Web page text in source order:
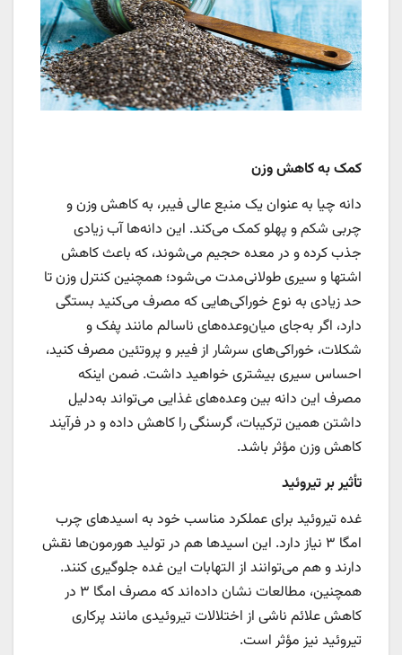
کمک به کاهش وزن
دانه چیا به عنوان یک منبع عالی فیبر، به کاهش وزن و
چربی شکم و پهلو کمک می‌کند. این دانه‌ها آب زیادی
جذب کرده و در معده حجیم می‌شوند، که باعث کاهش
اشتها و سیری طولانی‌مدت می‌شود؛ همچنین کنترل وزن تا
حد زیادی به نوع خوراکی‌هایی که مصرف می‌کنید بستگی
دارد، اگر به‌جای میان‌وعده‌های ناسالم مانند پفک و
شکلات، خوراکی‌های سرشار از فیبر و پروتئین مصرف کنید،
احساس سیری بیشتری خواهید داشت. ضمن اینکه
مصرف این دانه بین وعده‌های غذایی می‌تواند به‌دلیل
داشتن همین ترکیبات، گرسنگی را کاهش داده و در فرآیند
کاهش وزن مؤثر باشد.
تأثیر بر تیروئید
غده تیروئید برای عملکرد مناسب خود به اسیدهای چرب
امگا ۳ نیاز دارد. این اسیدها هم در تولید هورمون‌ها نقش
دارند و هم می‌توانند از التهابات این غده جلوگیری کنند.
همچنین، مطالعات نشان داده‌اند که مصرف امگا ۳ در
کاهش علائم ناشی از اختلالات تیروئیدی مانند پرکاری
تیروئید نیز مؤثر است.